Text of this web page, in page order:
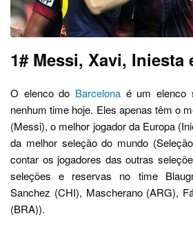
1# Messi, Xavi, Iniesta
O elenco do Barcelona é um elenco
nenhum time hoje. Eles apenas têm o
(Messi), o melhor jogador da Europa
da melhor seleção do mundo
contar os jogadores das outras
seleções e reservas no time
Sanchez (CHI), Mascherano (ARG),
(BRA)).